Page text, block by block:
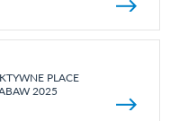
PLACE
2025